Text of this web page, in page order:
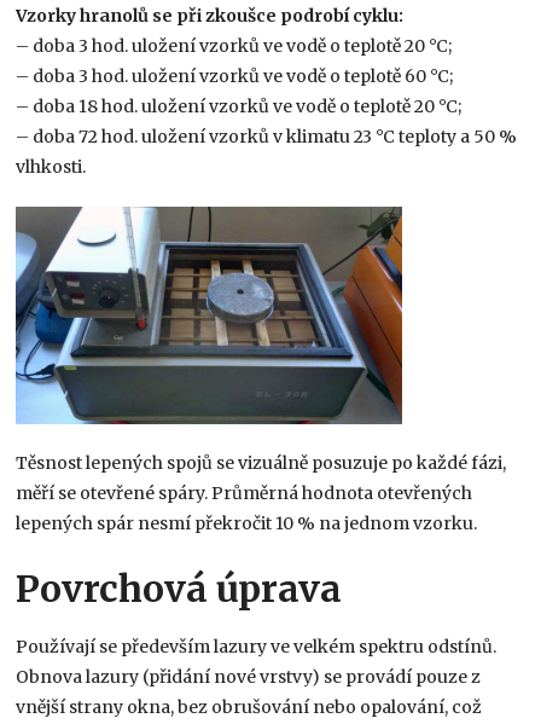
Vzorky hranolů se při zkoušce podrobí cyklu:
– doba 3 hod. uložení vzorků ve vodě o teplotě 20 °C;
– doba 3 hod. uložení vzorků ve vodě o teplotě 60 °C;
– doba 18 hod. uložení vzorků ve vodě o teplotě 20 °C;
– doba 72 hod. uložení vzorků v klimatu 23 °C teploty a 50 %
vlhkosti.
Těsnost lepených spojů se vizuálně posuzuje po každé fázi,
měří se otevřené spáry. Průměrná hodnota otevřených
lepených spár nesmí překročit 10 % na jednom vzorku.
Povrchová úprava
Používají se především lazury ve velkém spektru odstínů.
Obnova lazury (přidání nové vrstvy) se provádí pouze z
vnější strany okna, bez obrušování nebo opalování, což